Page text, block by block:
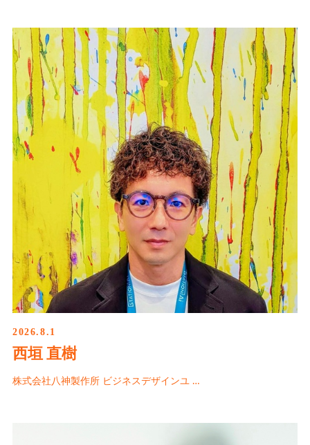
2026.8.1
西垣 直樹
株式会社八神製作所 ビジネスデザインユ …